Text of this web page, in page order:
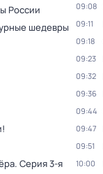
России
шедевры
. Серия 3-я
09:08
09:11
09:18
09:23
09:32
09:36
09:44
09:47
09:51
10:00